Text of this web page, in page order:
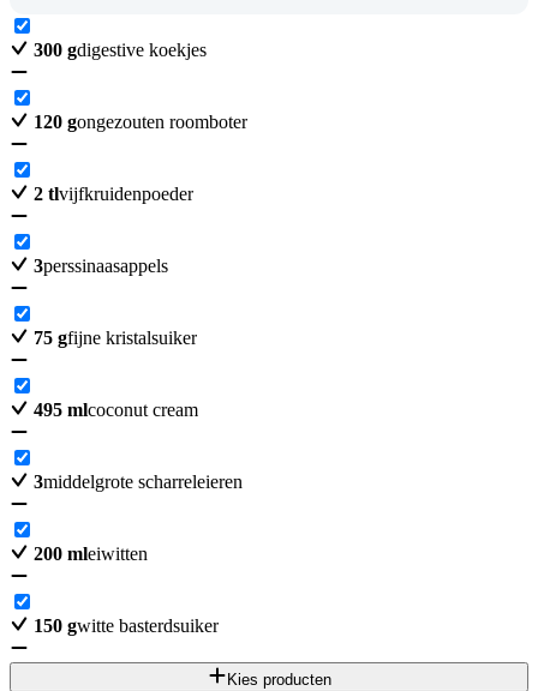
300 gdigestive koekjes
120 gongezouten roomboter
2 tlvijfkruidenpoeder
3perssinaasappels
75 gfijne kristalsuiker
495 mlcoconut cream
3middelgrote scharreleieren
200 mleiwitten
150 gwitte basterdsuiker
Kies producten